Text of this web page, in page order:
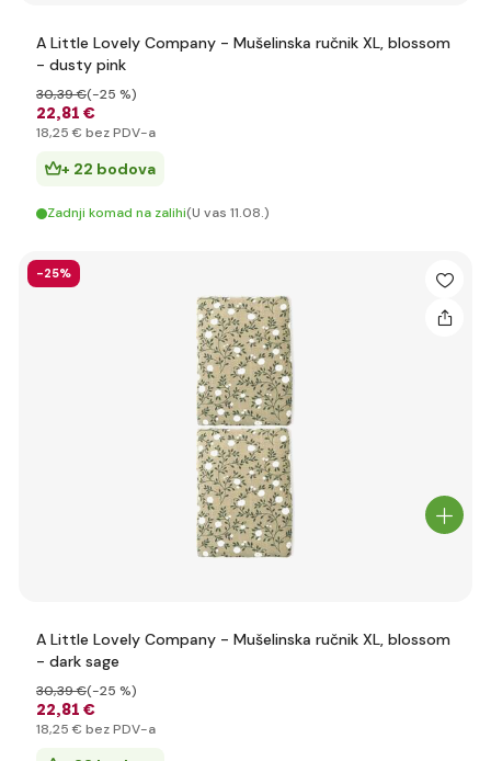
A Little Lovely Company - Mušelinska ručnik XL, blossom
- dusty pink
22,81 €
30,39 €(-25 %)
18,25 € bez PDV-a
+ 22 bodova
Zadnji komad na zalihi(U vas 11.08.)
-25%
A Little Lovely Company - Mušelinska ručnik XL, blossom
- dark sage
22,81 €
30,39 €(-25 %)
18,25 € bez PDV-a